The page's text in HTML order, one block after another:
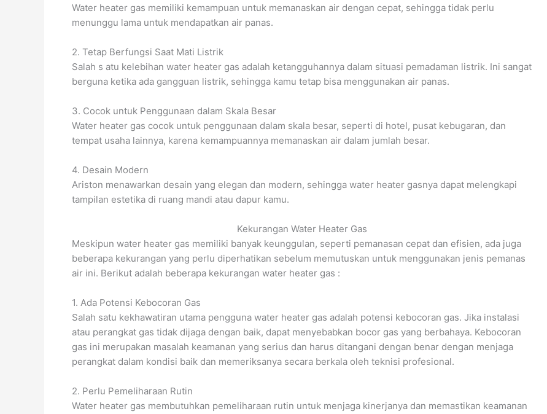
Water heater gas memiliki kemampuan untuk memanaskan air dengan cepat, sehingga tidak perlu
menunggu lama untuk mendapatkan air panas.
2. Tetap Berfungsi Saat Mati Listrik
Salah s atu kelebihan water heater gas adalah ketangguhannya dalam situasi pemadaman listrik. Ini sangat
berguna ketika ada gangguan listrik, sehingga kamu tetap bisa menggunakan air panas.
3. Cocok untuk Penggunaan dalam Skala Besar
Water heater gas cocok untuk penggunaan dalam skala besar, seperti di hotel, pusat kebugaran, dan
tempat usaha lainnya, karena kemampuannya memanaskan air dalam jumlah besar.
4. Desain Modern
Ariston menawarkan desain yang elegan dan modern, sehingga water heater gasnya dapat melengkapi
tampilan estetika di ruang mandi atau dapur kamu.
Kekurangan Water Heater Gas
Meskipun water heater gas memiliki banyak keunggulan, seperti pemanasan cepat dan efisien, ada juga
beberapa kekurangan yang perlu diperhatikan sebelum memutuskan untuk menggunakan jenis pemanas
air ini. Berikut adalah beberapa kekurangan water heater gas :
1. Ada Potensi Kebocoran Gas
Salah satu kekhawatiran utama pengguna water heater gas adalah potensi kebocoran gas. Jika instalasi
atau perangkat gas tidak dijaga dengan baik, dapat menyebabkan bocor gas yang berbahaya. Kebocoran
gas ini merupakan masalah keamanan yang serius dan harus ditangani dengan benar dengan menjaga
perangkat dalam kondisi baik dan memeriksanya secara berkala oleh teknisi profesional.
2. Perlu Pemeliharaan Rutin
Water heater gas membutuhkan pemeliharaan rutin untuk menjaga kinerjanya dan memastikan keamanan